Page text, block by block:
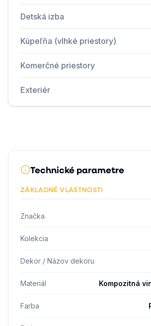
Detská izba
Kúpeľňa (vlhké priestory)
Komerčné priestory
Exteriér
Technické parametre
ZÁKLADNÉ VLASTNOSTI
Značka
Kolekcia
Dekor / Názov dekoru
Materiál Kompozitná
Farba